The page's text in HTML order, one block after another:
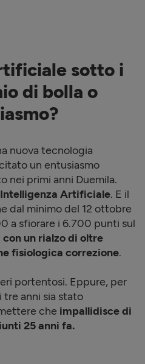
sotto i
di bolla o
nuova tecnologia
un entusiasmo
nei primi anni Duemila.
Intelligenza Artificiale. E il
dal minimo del 12 ottobre
a sfiorare i 6.700 punti sul
con un rialzo di oltre
fisiologica correzione.
portentosi. Eppure, per
anni sia stato
che impallidisce di
25 anni fa.